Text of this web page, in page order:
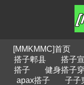
[MMKMMC]首页
搭子郫县
搭子
搭子
健身搭子
apax搭子
子子